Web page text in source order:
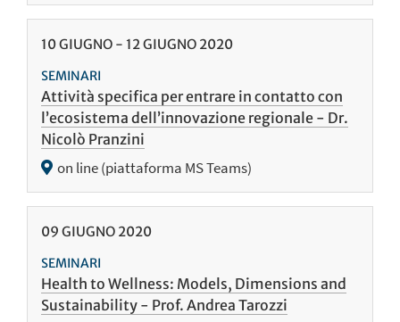
10GIUGNO - 12GIUGNO 2020
SEMINARI
Attività specifica per entrare in contatto con
l’ecosistema dell’innovazione regionale - Dr.
Nicolò Pranzini
on line (piattaforma MS Teams)
09 GIUGNO 2020
SEMINARI
Health to Wellness: Models, Dimensions and
Sustainability - Prof. Andrea Tarozzi